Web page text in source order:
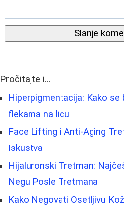
Slanje
Pročitajte i...
Hiperpigmentacija: Kako
flekama na licu
Face Lifting i Anti-Aging
Iskustva
Hijaluronski Tretman:
Negu Posle Tretmana
Kako Negovati Osetljivu